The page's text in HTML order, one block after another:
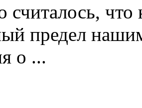
считалось, что
предел
о ...